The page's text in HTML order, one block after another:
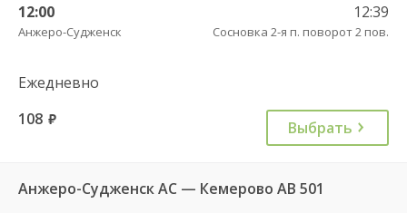
12:00
Анжеро-Судженск
12:39
Сосновка 2-я п. поворот 2 пов.
Ежедневно
108 руб. Выбрать
Анжеро-Судженск АС — Кемерово АВ 501